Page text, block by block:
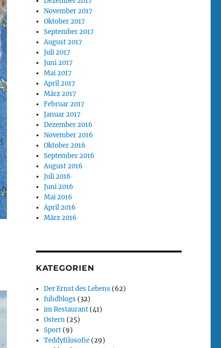
November 2017
Oktober 2017
September 2017
August 2017
Juli 2017
Juni 2017
Mai 2017
April 2017
März 2017
Februar 2017
Januar 2017
Dezember 2016
November 2016
Oktober 2016
September 2016
August 2016
Juli 2016
Juni 2016
Mai 2016
April 2016
März 2016
KATEGORIEN
Der Ernst des Lebens (62)
fuhdblogs (32)
im Restaurant (41)
Ostern (25)
Sport (9)
Teddyfilosofie (29)